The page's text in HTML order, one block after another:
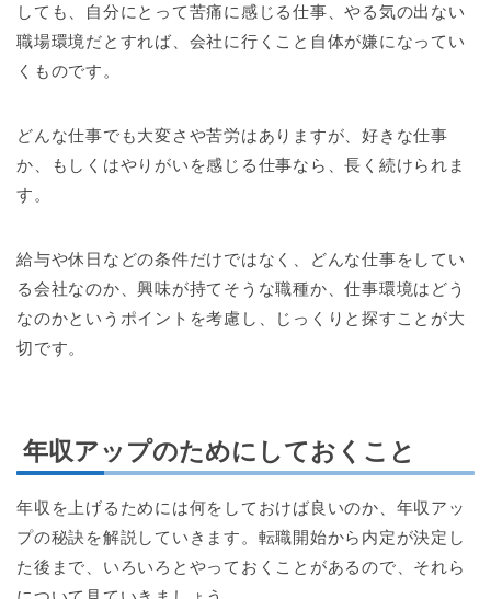
しても、自分にとって苦痛に感じる仕事、やる気の出ない
職場環境だとすれば、会社に行くこと自体が嫌になってい
くものです。
どんな仕事でも大変さや苦労はありますが、好きな仕事
か、もしくはやりがいを感じる仕事なら、長く続けられま
す。
給与や休日などの条件だけではなく、どんな仕事をしてい
る会社なのか、興味が持てそうな職種か、仕事環境はどう
なのかというポイントを考慮し、じっくりと探すことが大
切です。
年収アップのためにしておくこと
年収を上げるためには何をしておけば良いのか、年収アッ
プの秘訣を解説していきます。転職開始から内定が決定し
た後まで、いろいろとやっておくことがあるので、それら